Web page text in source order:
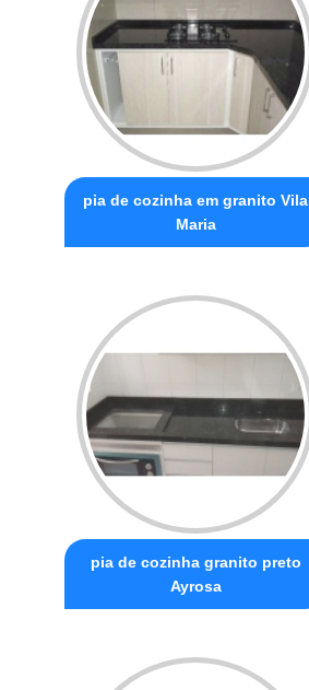
pia de cozinha em granito Vila
Maria
pia de cozinha granito preto
Ayrosa